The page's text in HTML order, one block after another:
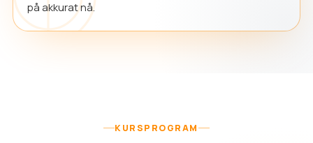
på akkurat nå.
KURSPROGRAM